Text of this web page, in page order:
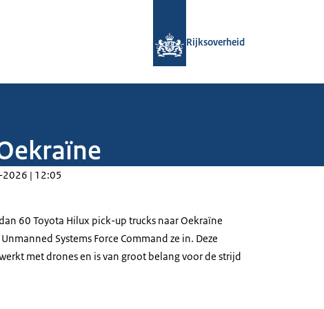
Rijksoverheid
| 12:05
60 Toyota Hilux pick-up trucks naar Oekraïne
Unmanned Systems Force Command ze in. Deze
met drones en is van groot belang voor de strijd